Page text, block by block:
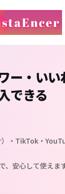
ー・いい
できる
・TikTok・
、安心して使えま